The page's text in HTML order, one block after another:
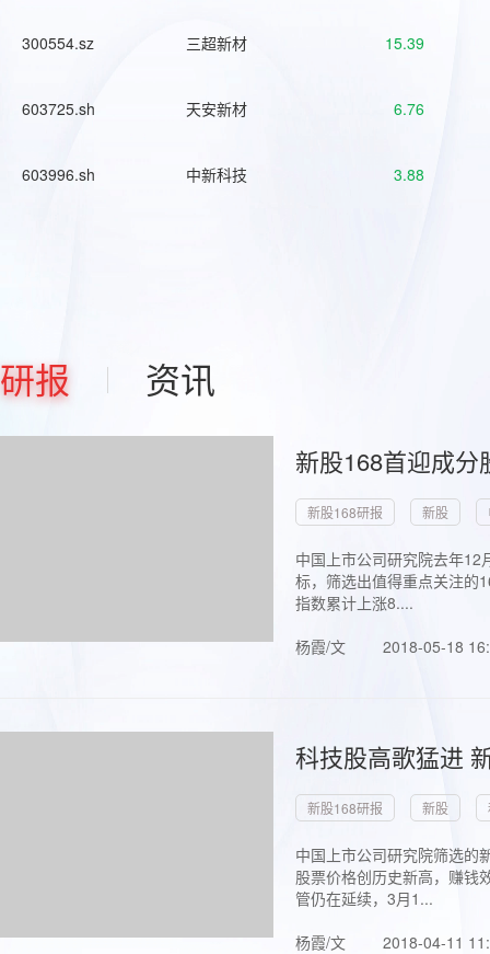
300554.sz 三超新材 15.39
603725.sh 天安新材 6.76
603996.sh 中新科技 3.88
研报 资讯
新股168首迎成
新股168研报 新股
中国上市公司研究院去年
标，筛选出值得重点关注的
指数累计上涨8....
杨霞/文
2018-05-18
科技股高歌猛进
新股168研报 新股
中国上市公司研究院筛选的
股票价格创历史新高，赚钱
管仍在延续，3月1...
杨霞/文
2018-04-11